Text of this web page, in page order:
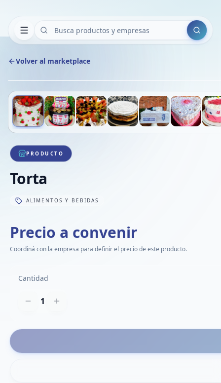
Buscar
Volver al marketplace
1/21
PRODUCTO
Torta
ALIMENTOS Y BEBIDAS
Precio a convenir
Coordiná con la empresa para definir el precio de este producto.
Cantidad
1